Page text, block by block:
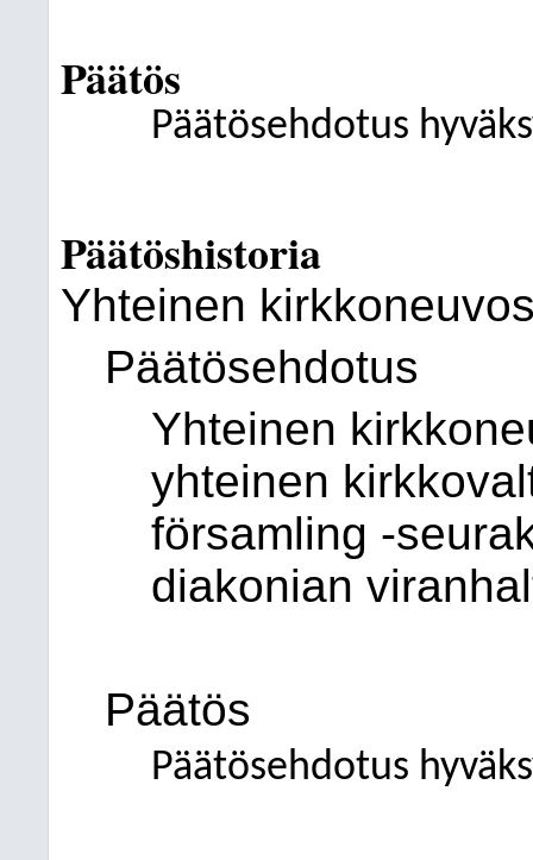
Päätös
Päätösehdotus
Päätöshistoria
Yhteinen
Päätösehdotus
Yhteinen
yhteinen
församling -
diakonian
Päätös
Päätösehdotus